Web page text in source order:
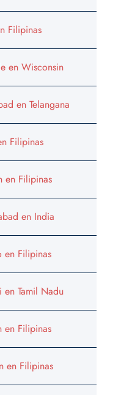
Filipinas
en Wisconsin
en Telangana
Filipinas
en Filipinas
en India
Filipinas
Tamil Nadu
Filipinas
en Filipinas